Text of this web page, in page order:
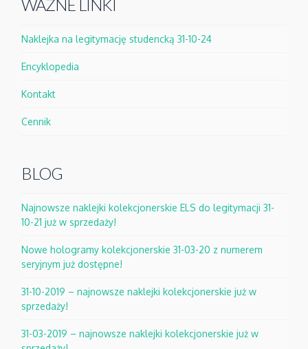
WAŻNE LINKI
Naklejka na legitymację studencką 31-10-24
Encyklopedia
Kontakt
Cennik
BLOG
Najnowsze naklejki kolekcjonerskie ELS do legitymacji 31-
10-21 już w sprzedaży!
Nowe hologramy kolekcjonerskie 31-03-20 z numerem
seryjnym już dostępne!
31-10-2019 – najnowsze naklejki kolekcjonerskie już w
sprzedaży!
31-03-2019 – najnowsze naklejki kolekcjonerskie już w